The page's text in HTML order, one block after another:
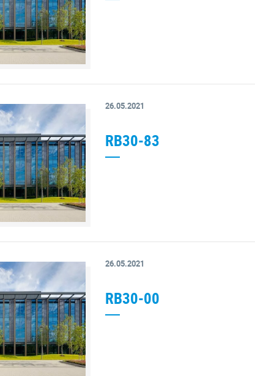
26.05.2021
RB30-83
26.05.2021
RB30-00